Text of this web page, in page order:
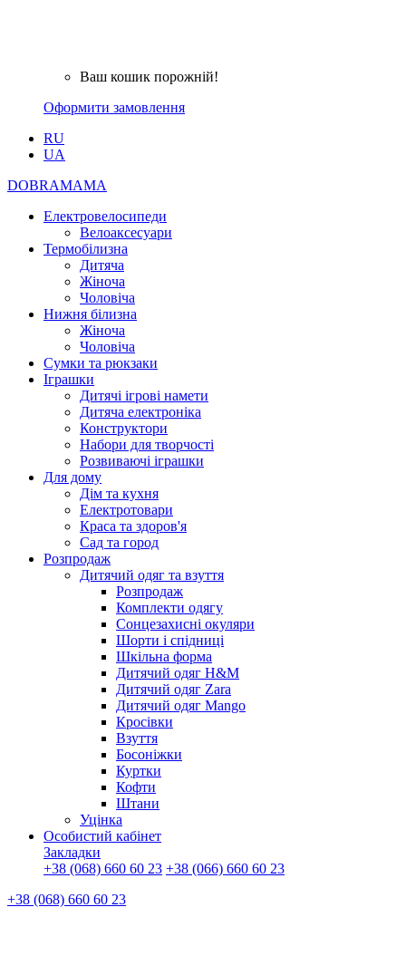
Ваш кошик порожній!
Оформити замовлення
RU
UA
DOBRAMAMA
Електровелосипеди
Велоаксесуари
Термобілизна
Дитяча
Жіноча
Чоловіча
Нижня білизна
Жіноча
Чоловіча
Сумки та рюкзаки
Іграшки
Дитячі ігрові намети
Дитяча електроніка
Конструктори
Набори для творчості
Розвиваючі іграшки
Для дому
Дім та кухня
Електротовари
Краса та здоров'я
Сад та город
Розпродаж
Дитячий одяг та взуття
Розпродаж
Комплекти одягу
Сонцезахисні окуляри
Шорти і спідниці
Шкільна форма
Дитячий одяг H&M
Дитячий одяг Zara
Дитячий одяг Mango
Кросівки
Взуття
Босоніжки
Куртки
Кофти
Штани
Уцінка
Особистий кабінет
Закладки
+38 (068) 660 60 23 +38 (066) 660 60 23
+38 (068) 660 60 23